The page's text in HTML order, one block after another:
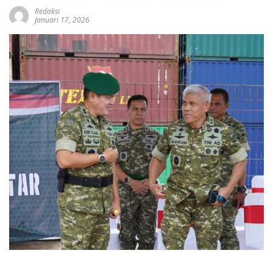
Redaksi
Januari 17, 2026